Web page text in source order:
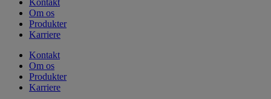
Om os
Produkter
Karriere
Kontakt
Om os
Produkter
Karriere